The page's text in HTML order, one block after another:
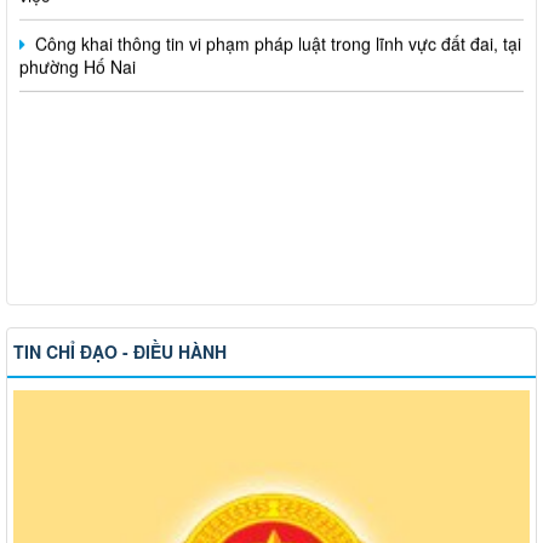
Công khai thông tin vi phạm pháp luật trong lĩnh vực đất đai, tại
phường Hố Nai
TIN CHỈ ĐẠO - ĐIỀU HÀNH